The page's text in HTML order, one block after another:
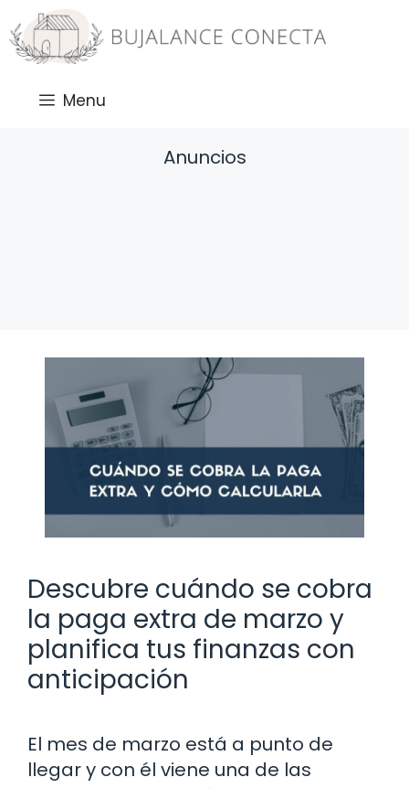
Saltar
al
contenido
Menu
Anuncios
Descubre cuándo se cobra
la paga extra de marzo y
planifica tus finanzas con
anticipación
El mes de marzo está a punto de
llegar y con él viene una de las